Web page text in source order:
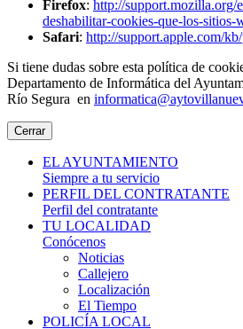
Firefox: http://support.mozilla.org/
deshabilitar-cookies-que-los-sitios-
Safari: http://support.apple.com/
Si tiene dudas sobre esta política de
Departamento de Informática del
Río Segura en
Cerrar
EL AYUNTAMIENTO
Siempre a tu servicio
PERFIL DEL CONTRATANTE
Perfil del contratante
TU LOCALIDAD
Conócenos
Noticias
Callejero
Localización
El Tiempo
POLICÍA LOCAL